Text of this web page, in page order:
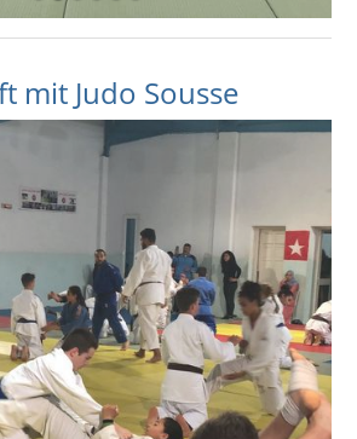
mit Judo Sousse